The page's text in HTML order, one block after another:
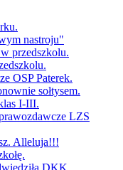
nastroju"
przedszkolu.
OSP Paterek.
sołtysem.
I-III.
LZS
Alleluja!!!